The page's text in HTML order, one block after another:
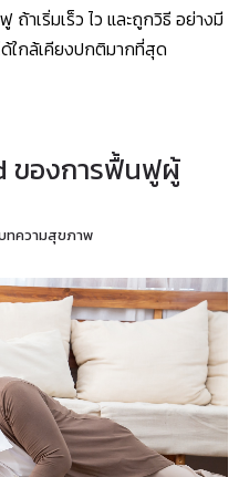
าเริ่มเร็ว ไว และถูกวิธี อย่างมี
ใกล้เคียงปกติมากที่สุด
ของการฟื้นฟูผู้
ทความสุขภาพ